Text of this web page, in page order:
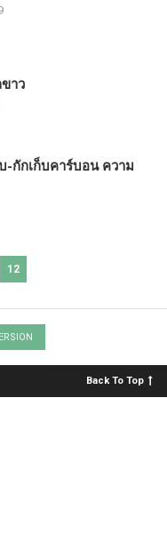
าว
กักเก็บคาร์บอน ความ
12
Back To Top